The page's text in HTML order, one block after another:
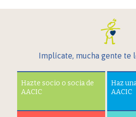
Implícate, mucha gente te
Hazte socio o socia de
AACIC
Haz
AACIC